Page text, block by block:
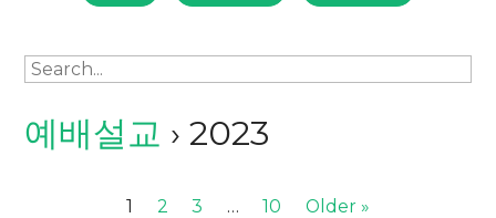
예배설교 › 2023
1 2 3 … 10 Older »